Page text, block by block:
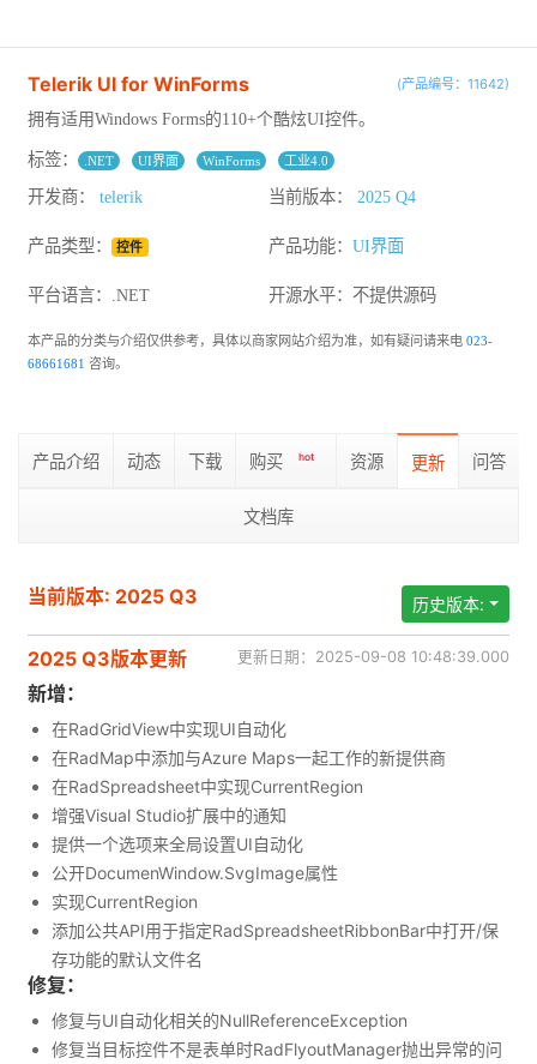
Telerik UI for WinForms (产品编号：11642)
拥有适用Windows Forms的110+个酷炫UI控件。
标签： .NET UI界面 WinForms 工业4.0
开发商： telerik 当前版本： 2025 Q4
产品类型： 控件 产品功能： UI界面
平台语言：.NET 开源水平： 不提供源码
本产品的分类与介绍仅供参考，具体以商家网站介绍为准，如有疑问请来电 023-
68661681 咨询。
产品介绍 动态 下载 购买 hot 资源 更新 问答
文档库
当前版本: 2025 Q3 历史版本:
2025 Q3版本更新 更新日期：2025-09-08 10:48:39.000
新增：
在RadGridView中实现UI自动化
在RadMap中添加与Azure Maps一起工作的新提供商
在RadSpreadsheet中实现CurrentRegion
增强Visual Studio扩展中的通知
提供一个选项来全局设置UI自动化
公开DocumenWindow.SvgImage属性
实现CurrentRegion
添加公共API用于指定RadSpreadsheetRibbonBar中打开/保
存功能的默认文件名
修复：
修复与UI自动化相关的NullReferenceException
修复当目标控件不是表单时RadFlyoutManager抛出异常的问